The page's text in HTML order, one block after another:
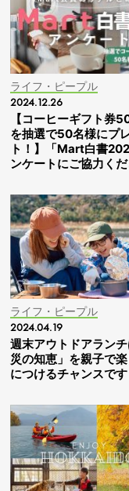
ライフ・ピープル
2024.12.26
【コーヒーギフト券
を抽選で50名様にプ
ト！】「Mart白書
ンケートにご協力く
ライフ・ピープル
2024.04.19
週末アウトドアラン
災の知恵」を親子で
につけるチャンスです